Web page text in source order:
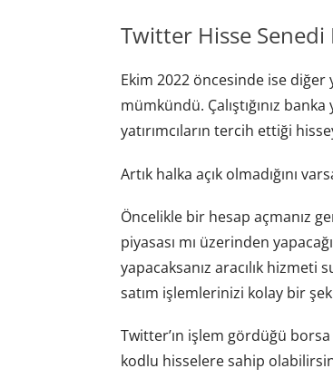
Twitter Hisse Senedi
Ekim 2022 öncesinde ise diğer
mümkündü. Çalıştığınız
yatırımcıların tercih ettiği
Artık halka açık olmadığını
Öncelikle bir hesap açmanız
piyasası mı üzerinden
yapacaksanız aracılık hizmeti
satım işlemlerinizi kolay bir
Twitter’ın işlem gördüğü
kodlu hisselere sahip